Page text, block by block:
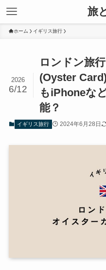
旅
ホーム イギリス旅行
ロンドン旅
(Oyster
もiPhoneな
能？
2026
6/12
イギリス旅行 2024年6月28日